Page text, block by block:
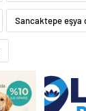
Sancaktepe eşya